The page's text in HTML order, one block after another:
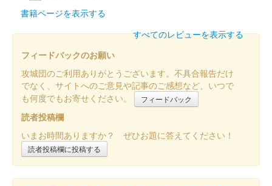
式キャラクター「ミャクミャク」と姫路市の公式キャラクター
「しろまるひめ」のコラボ御城印。御城印・フレーム・説明書き
（日本語、英語）のセットで、……
姫路城 御城印
ョン「住」
書籍ページを表示する
すべてのレビューを表示する
フィードバックのお願い
攻城団のご利用ありがとうございます。不具合報告だけ
でなく、サイトへのご意見や記事のご感想など、いつで
も何度でもお寄せください。
フィードバック
読者投稿欄
いまお時間ありますか？ ぜひお題に答えてください！
読者投稿欄に投稿する